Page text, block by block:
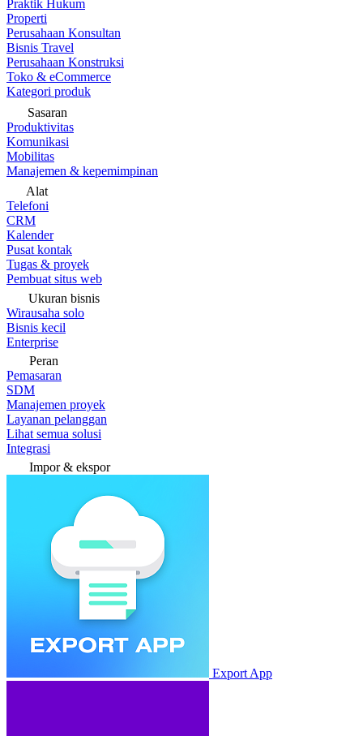
Praktik Hukum
Properti
Perusahaan Konsultan
Bisnis Travel
Perusahaan Konstruksi
Toko & eCommerce
Kategori produk
Sasaran
Produktivitas
Komunikasi
Mobilitas
Manajemen & kepemimpinan
Alat
Telefoni
CRM
Kalender
Pusat kontak
Tugas & proyek
Pembuat situs web
Ukuran bisnis
Wirausaha solo
Bisnis kecil
Enterprise
Peran
Pemasaran
SDM
Manajemen proyek
Layanan pelanggan
Lihat semua solusi
Integrasi
Impor & ekspor
Export App